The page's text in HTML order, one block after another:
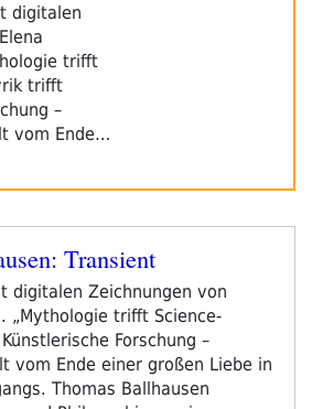
digitalen
trifft
trifft
–
vom Ende…
Transient
digitalen Zeichnungen von
„Mythologie trifft Science-
Forschung –
vom Ende einer großen Liebe in
Thomas Ballhausen